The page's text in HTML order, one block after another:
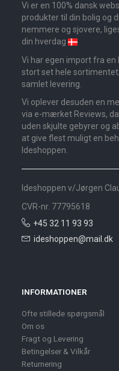
Vi er en 100% dansk
produkter til din bolig og
nemmere og sjovere,
din hverdag
Vi har egen import fra
stort set hele
samlet levering.
Vi oplever desuden en
via e-mærket Reviews,
uden skjulte gebyrer og
at give flest muligt en
Ideshoppen.
Ideshoppen v/Jørgen
CVR-nr. 77795618
+45 32 11 93 93
ideshoppen@mail.dk
INFORMATIONER
Ofte stillede spørgsmål
Om os
Fragt og Levering
Betingelser & Vilkår
Returnering